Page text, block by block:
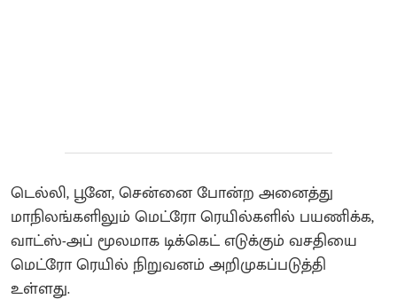
டெல்லி, பூனே, சென்னை போன்ற அனைத்து
மாநிலங்களிலும் மெட்ரோ ரெயில்களில் பயணிக்க,
வாட்ஸ்-அப் மூலமாக டிக்கெட் எடுக்கும் வசதியை
மெட்ரோ ரெயில் நிறுவனம் அறிமுகப்படுத்தி
உள்ளது.